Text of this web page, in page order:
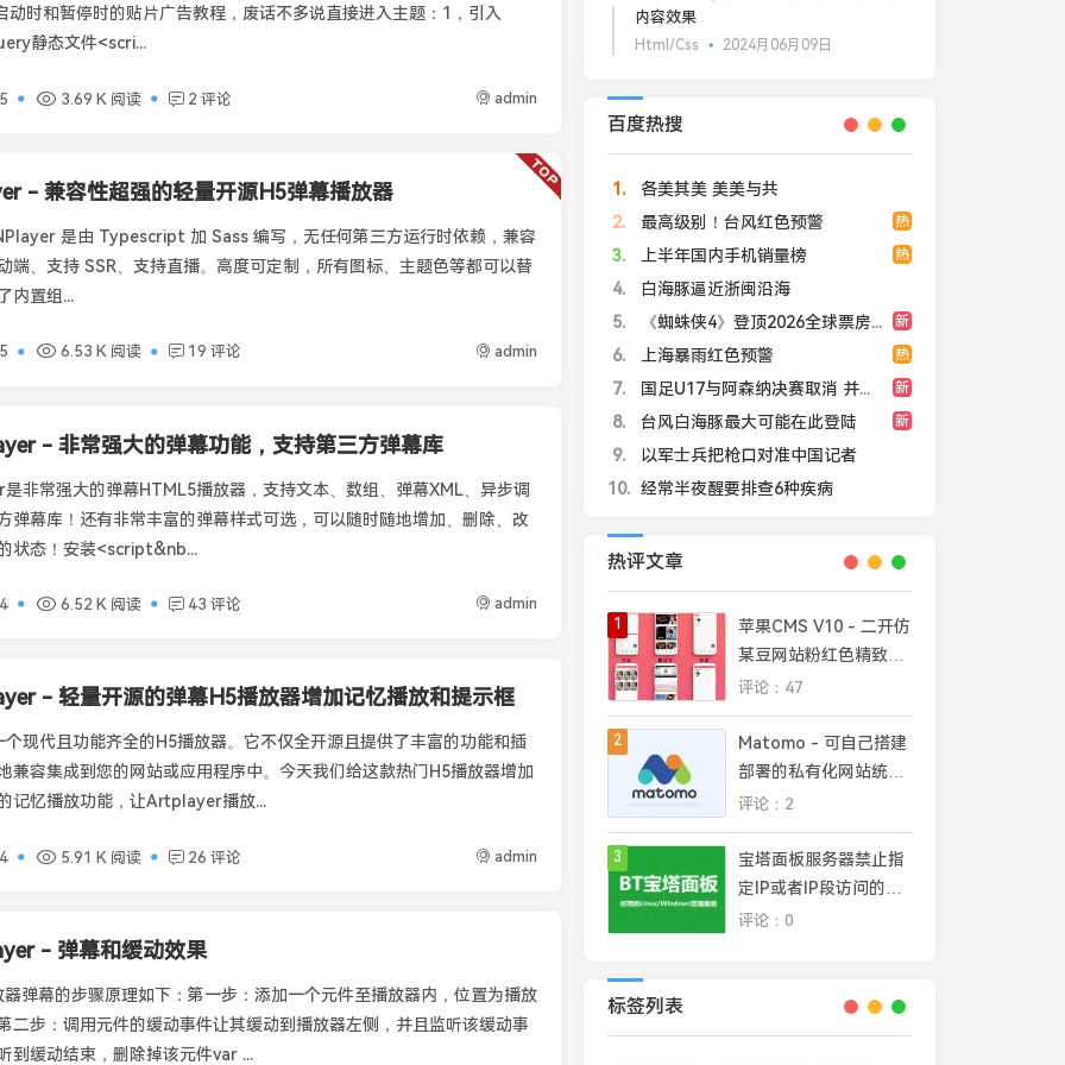
动时和暂停时的贴片广告教程，废话不多说直接进入主题：1，引入
静态文件<scri...
3.69 K 阅读 2 评论 admin
- 兼容性超强的轻量开源H5弹幕播放器
是由 Typescript 加 Sass 编写，无任何第三方运行时依赖，兼容
端、支持 SSR、支持直播。高度可定制，所有图标、主题色等都可以替
内置组...
6.53 K 阅读 19 评论 admin
- 非常强大的弹幕功能，支持第三方弹幕库
非常强大的弹幕HTML5播放器，支持文本、数组、弹幕XML、异步调
弹幕库！还有非常丰富的弹幕样式可选，可以随时随地增加、删除、改
状态！安装<script&nb...
6.52 K 阅读 43 评论 admin
- 轻量开源的弹幕H5播放器增加记忆播放和提示框
现代且功能齐全的H5播放器。它不仅全开源且提供了丰富的功能和插
兼容集成到您的网站或应用程序中。今天我们给这款热门H5播放器增加
记忆播放功能，让Artplayer播放...
5.91 K 阅读 26 评论 admin
- 弹幕和缓动效果
弹幕的步骤原理如下：第一步：添加一个元件至播放器内，位置为播放
二步：调用元件的缓动事件让其缓动到播放器左侧，并且监听该缓动事
到缓动结束，删除掉该元件var ...
内容效果
Html/Css 2024月06月09日
百度热搜
1
各美其美 美美与共
2
热
最高级别！台风红色预警
3
热
上半年国内手机销量榜
4
白海豚逼近浙闽沿海
5
新
《蜘蛛侠4》登顶2026全球票房总冠军
6
热
上海暴雨红色预警
7
新
国足U17与阿森纳决赛取消 并列冠军
8
新
台风白海豚最大可能在此登陆
9
以军士兵把枪口对准中国记者
10
经常半夜醒要排查6种疾病
热评文章
1
苹果CMS V10 - 二开仿
某豆网站粉红色精致模
板
评论：47
2
Matomo - 可自己搭建
部署的私有化网站统计
平台，完全掌控网站数
据安全和隐私
评论：2
3
宝塔面板服务器禁止指
定IP或者IP段访问的几
种常见方法
评论：0
标签列表